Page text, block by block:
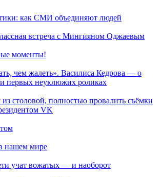
как СМИ объединяют людей
встреча с Мингияном Оджаевым
моменты!
чем жалеть». Василиса Кедрова — о
первых неуклюжих роликах
столовой, полностью провалить съёмки
VK
нашем мире
учат вожатых — и наоборот